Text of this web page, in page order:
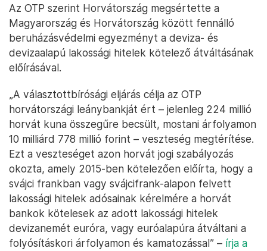
Az OTP szerint Horvátország megsértette a
Magyarország és Horvátország között fennálló
beruházásvédelmi egyezményt a deviza- és
devizaalapú lakossági hitelek kötelező átváltásának
előírásával.
„A választottbírósági eljárás célja az OTP
horvátországi leánybankját ért – jelenleg 224 millió
horvát kuna összegűre becsült, mostani árfolyamon
10 milliárd 778 millió forint – veszteség megtérítése.
Ezt a veszteséget azon horvát jogi szabályozás
okozta, amely 2015-ben kötelezően előírta, hogy a
svájci frankban vagy svájcifrank-alapon felvett
lakossági hitelek adósainak kérelmére a horvát
bankok kötelesek az adott lakossági hitelek
devizanemét euróra, vagy euróalapúra átváltani a
folyósításkori árfolyamon és kamatozással” – írja a